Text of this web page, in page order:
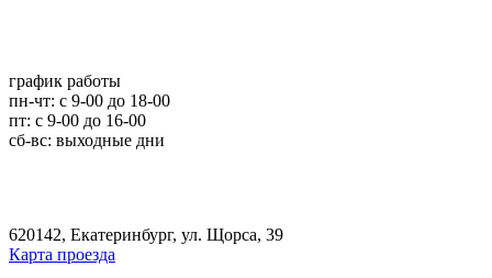
график работы
пн-чт: c 9-00 до 18-00
пт: с 9-00 до 16-00
сб-вс: выходные дни
620142, Екатеринбург, ул. Щорса, 39
Карта проезда